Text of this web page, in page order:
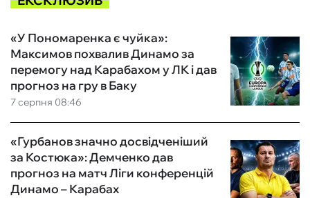
7 серпня 08:46
«У Пономаренка є чуйка»:
Максимов похвалив Динамо за
перемогу над Карабахом у ЛК і дав
прогноз на гру в Баку
«Гурбанов значно досвідченіший
за Костюка»: Демченко дав
прогноз на матч Ліги конференцій
Динамо – Карабах